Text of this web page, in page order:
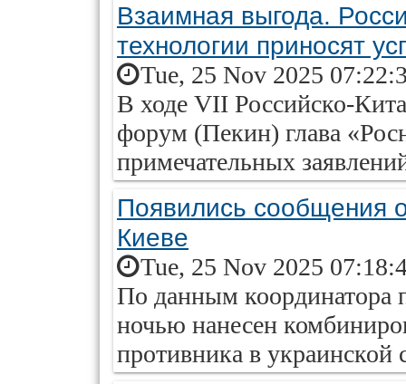
Взаимная выгода.
технологии приносят
Tue, 25 Nov 2025
В ходе VII Российско-
форум (Пекин) глава
примечательных
Появились сообщения
Киеве
Tue, 25 Nov 2025
По данным координатора
ночью нанесен
противника в украинской